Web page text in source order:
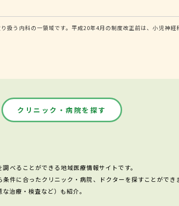
扱う内科の一領域です。平成20年4月の制度改正前は、小児神経
クリニック・病院を探す
べることができる地域医療情報サイトです。
件に合ったクリニック・病院、ドクターを探すことができ
治療・検査など）も紹介。